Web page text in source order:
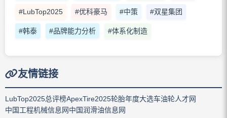
#LubTop2025 #优科豪马 #中策 #双星集团
#韩泰 #品牌能力分析 #体系化制造
友情链接
LubTop2025总评榜ApexTire2025轮胎年度大选车油轮人才网
中国工程机械信息网中国润滑油信息网